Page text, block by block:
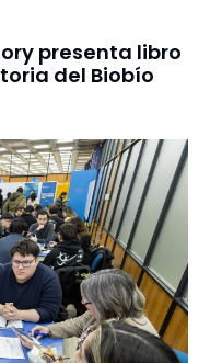
presenta libro
del Biobío